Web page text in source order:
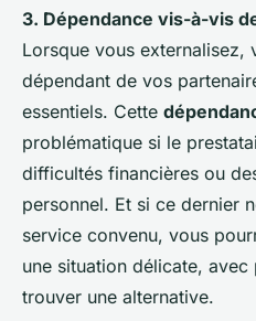
3. Dépendance vis-à-vis
Lorsque vous externalisez,
dépendant de vos
essentiels. Cette
problématique si le
difficultés financières ou
personnel. Et si ce dernier
service convenu, vous
une situation délicate,
trouver une alternative.